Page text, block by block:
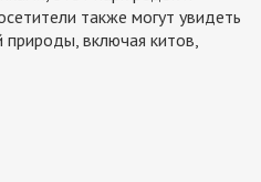
также могут увидеть
включая китов,